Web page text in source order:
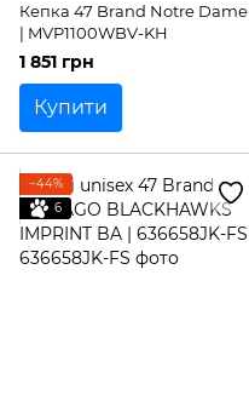
Кепка 47 Brand Notre Dame
| MVP1100WBV-KH
1 851 грн
Купити
−44%
6